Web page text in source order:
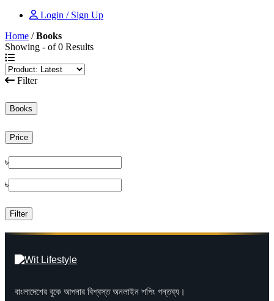
Login / Sign Up
Home / Books
Showing - of 0 Results
Filter
Books
Price
৳
৳
Filter
বাংলাদেশের বুকে আপনার বিশ্বস্ত অনলাইন শপিং গন্তব্য।